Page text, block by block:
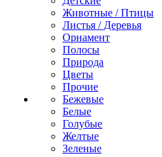
Животные / Птицы
Листья / Деревья
Орнамент
Полосы
Природа
Цветы
Прочие
Бежевые
Белые
Голубые
Желтые
Зеленые